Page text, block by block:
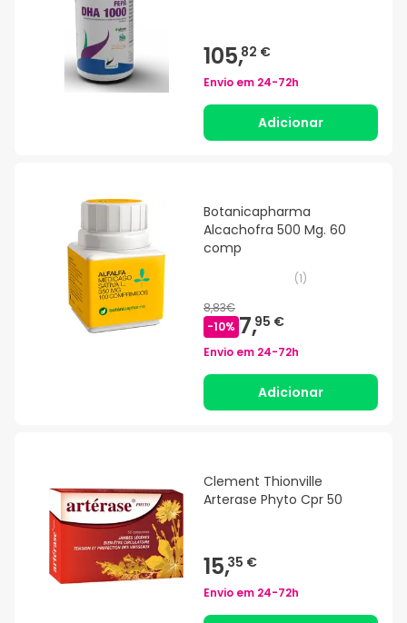
105,82 €
Envio em 24-72h
Adicionar
Botanicapharma
Alcachofra 500 Mg. 60
comp
(1)
8,83€
-10% 7,95 €
Envio em 24-72h
Adicionar
Clement Thionville
Arterase Phyto Cpr 50
15,35 €
Envio em 24-72h